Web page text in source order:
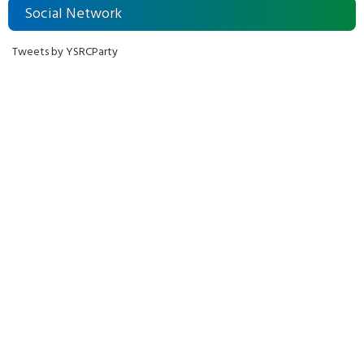
Social Network
Tweets by YSRCParty